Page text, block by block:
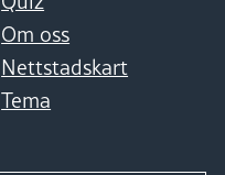
Om oss
Nettstadskart
Tema